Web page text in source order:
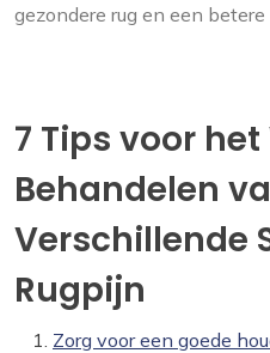
gezondere rug en een
7 Tips voor
Behandelen
Verschillende
Rugpijn
Zorg voor een goede